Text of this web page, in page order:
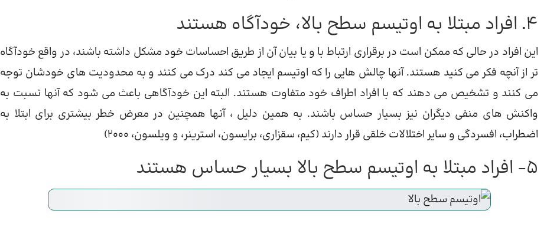
4. افراد مبتلا به اوتیسم سطح بالا، خودآگاه هستند
این افراد در حالی که ممکن است در برقراری ارتباط با و یا بیان آن از طریق احساسات خود مشکل داشته باشند، در واقع خودآگاه
تر از آنچه فکر می کنید هستند. آنها چالش هایی را که اوتیسم ایجاد می کند درک می کنند و به محدودیت های خودشان توجه
می کنند و تشخیص می دهند که با افراد اطراف خود متفاوت هستند. البته این خودآگاهی باعث می شود که آنها نسبت به
واکنش های منفی دیگران نیز بسیار حساس باشند. به همین دلیل ، آنها همچنین در معرض خطر بیشتری برای ابتلا به
اضطراب، افسردگی و سایر اختلالات خلقی قرار دارند (کیم، سقزاری، برایسون، استرینر، و ویلسون، 2000)
5- افراد مبتلا به اوتیسم سطح بالا بسیار حساس هستند